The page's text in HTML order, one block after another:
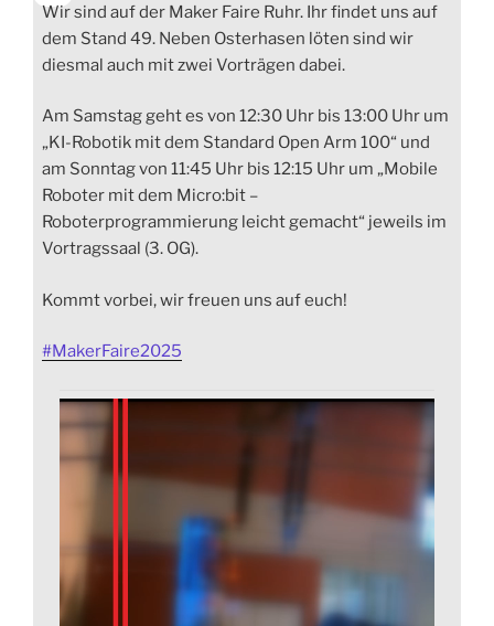
Wir sind auf der Maker Faire Ruhr. Ihr findet uns auf
dem Stand 49. Neben Osterhasen löten sind wir
diesmal auch mit zwei Vorträgen dabei.
Am Samstag geht es von 12:30 Uhr bis 13:00 Uhr um
„KI-Robotik mit dem Standard Open Arm 100“ und
am Sonntag von 11:45 Uhr bis 12:15 Uhr um „Mobile
Roboter mit dem Micro:bit –
Roboterprogrammierung leicht gemacht“ jeweils im
Vortragssaal (3. OG).
Kommt vorbei, wir freuen uns auf euch!
#MakerFaire2025